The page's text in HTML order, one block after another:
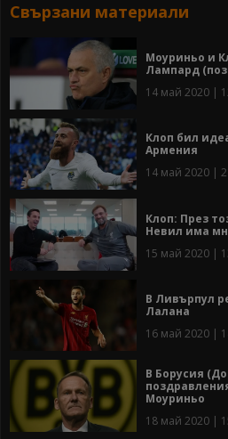
Свързани материали
Моуриньо и
Лампард
14 май 2020 |
Клоп бил
Армения
14 май 2020 |
Клоп: През
Невил има
15 май 2020 |
В Ливърпул
Лалана
16 май 2020 |
В Борусия
Моуриньо
18 май 2020 |